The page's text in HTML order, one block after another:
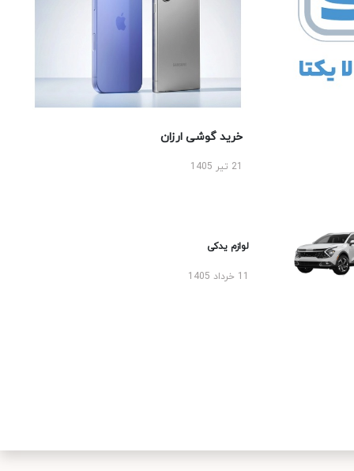
خرید گوشی ارزان
لوازم یدکی